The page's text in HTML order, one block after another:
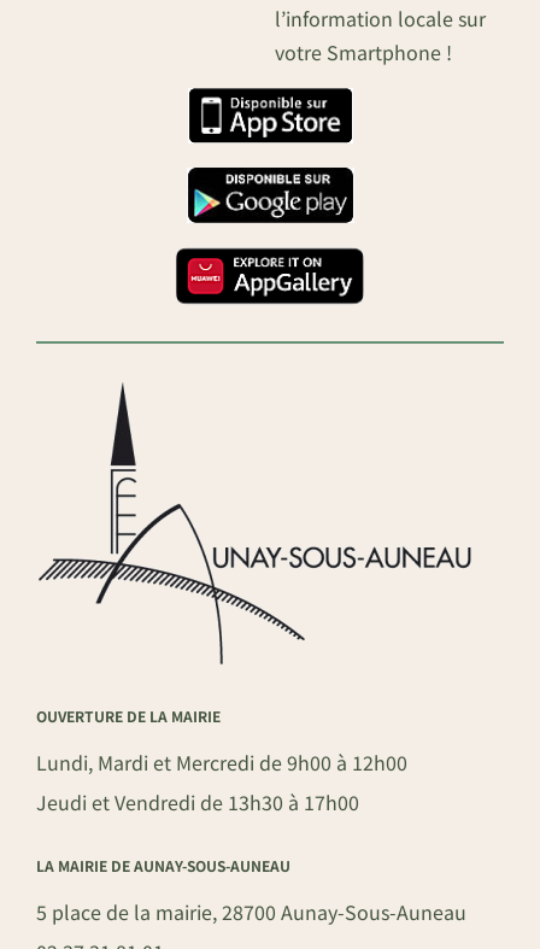
l’information locale sur
votre Smartphone !
OUVERTURE DE LA MAIRIE
Lundi, Mardi et Mercredi de 9h00 à 12h00
Jeudi et Vendredi de 13h30 à 17h00
LA MAIRIE DE AUNAY-SOUS-AUNEAU
5 place de la mairie, 28700 Aunay-Sous-Auneau